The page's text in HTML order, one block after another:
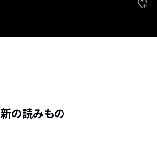
の読みもの